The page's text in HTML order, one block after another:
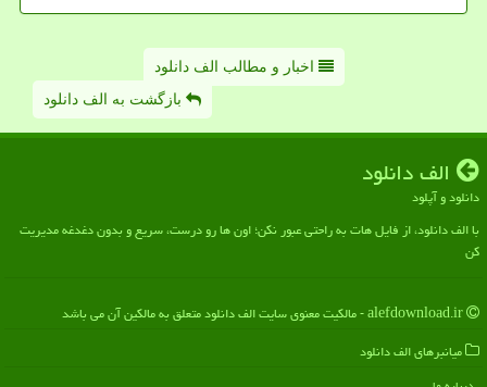
اخبار و مطالب الف دانلود
بازگشت به الف دانلود
الف دانلود
دانلود و آپلود
با الف دانلود، از فایل هات به راحتی عبور نکن؛ اون ها رو درست، سریع و بدون دغدغه مدیریت
کن
میانبرهای الف دانلود